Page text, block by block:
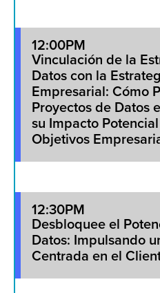
12:00PM
Vinculación de la
Datos con la
Empresarial: Cómo
Proyectos de Datos
su Impacto
Objetivos
12:30PM
Desbloquee el
Datos: Impulsando
Centrada en el